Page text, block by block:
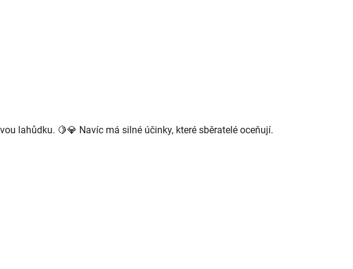
lahůdku. 🍋💎 Navíc má silné účinky, které sběratelé oceňují.